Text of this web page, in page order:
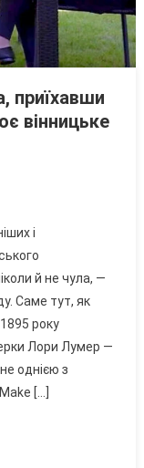
приїхавши
вінницьке
і
й не чула, —
Саме тут, як
року
Лори Лумер —
однією з
[…]